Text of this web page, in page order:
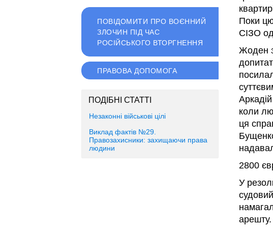
ПОВІДОМИТИ ПРО ВОЄННИЙ
ЗЛОЧИН ПІД ЧАС
РОСІЙСЬКОГО ВТОРГНЕННЯ
ПРАВОВА ДОПОМОГА
ПОДІБНІ СТАТТІ
Незаконні військові цілі
Виклад фактів №29.
Правозахисники: захищаючи права
людини
Поки
СІЗО
Жоден з
коли
ця
2800
У